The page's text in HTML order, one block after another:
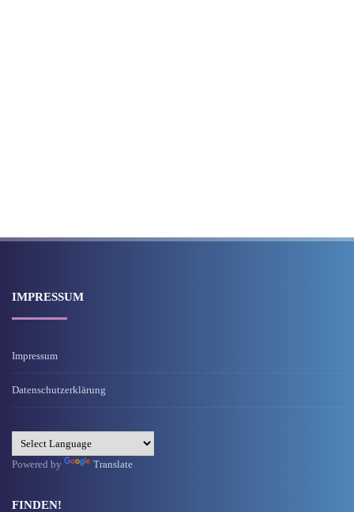
IMPRESSUM
Impressum
Datenschutzerklärung
Powered by Translate
FINDEN!